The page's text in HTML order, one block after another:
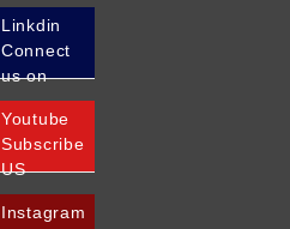
Linkdin
Connect
us on
Youtube
Subscribe
US
Instagram